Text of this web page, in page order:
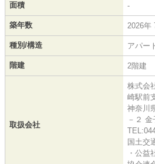
面積 -
築年数 2026年
種別/構造 アパー
階建 2階建
取扱会社
株式会
崎駅前
神奈川
－２
国土交
・公益